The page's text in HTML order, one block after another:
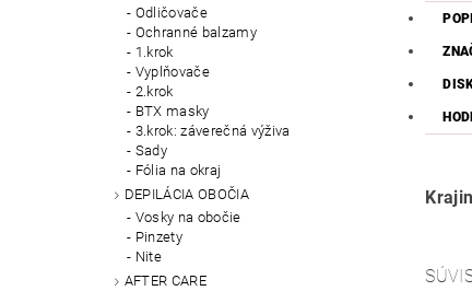
Odličovače
Ochranné balzamy
1.krok
Vyplňovače
2.krok
BTX masky
3.krok: záverečná výživa
Sady
Fólia na okraj
DEPILÁCIA OBOČIA
Vosky na obočie
Pinzety
Nite
AFTER CARE